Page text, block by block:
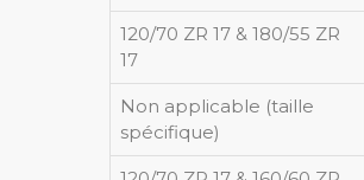
120/70 ZR 17 & 180/55 ZR
17
Non applicable (taille
spécifique)